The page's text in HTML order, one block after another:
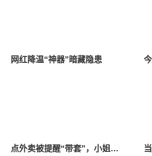
网红降温“神器”暗藏隐患
点外卖被提醒“带套”，小姐姐感觉有被冒犯到，怒斥恶俗商家